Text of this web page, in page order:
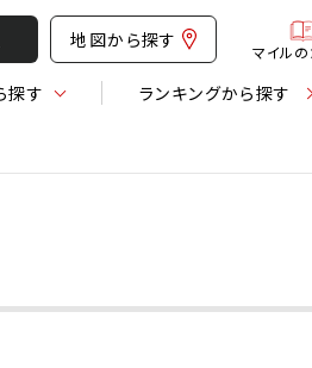
地図から探す
マイル
探す ランキングから探す